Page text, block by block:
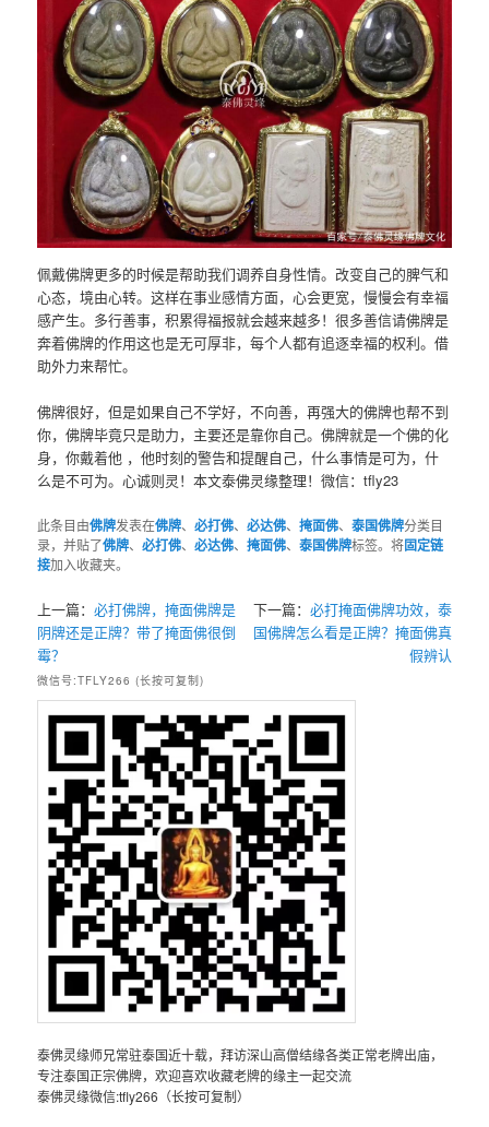
佩戴佛牌更多的时候是帮助我们调养自身性情。改变自己的脾气和
心态，境由心转。这样在事业感情方面，心会更宽，慢慢会有幸福
感产生。多行善事，积累得福报就会越来越多！很多善信请佛牌是
奔着佛牌的作用这也是无可厚非，每个人都有追逐幸福的权利。借
助外力来帮忙。
佛牌很好，但是如果自己不学好，不向善，再强大的佛牌也帮不到
你，佛牌毕竟只是助力，主要还是靠你自己。佛牌就是一个佛的化
身，你戴着他 ，他时刻的警告和提醒自己，什么事情是可为，什
么是不可为。心诚则灵！本文泰佛灵缘整理！微信：tfly23
此条目由佛牌发表在佛牌、必打佛、必达佛、掩面佛、泰国佛牌分类目
录，并贴了佛牌、必打佛、必达佛、掩面佛、泰国佛牌标签。将固定链
接加入收藏夹。
上一篇：必打佛牌，掩面佛牌是
阴牌还是正牌？带了掩面佛很倒
霉？
下一篇： 必打掩面佛牌功效，泰
国佛牌怎么看是正牌？掩面佛真
假辨认
微信号:TFLY266 (长按可复制)
泰佛灵缘师兄常驻泰国近十载，拜访深山高僧结缘各类正常老牌出庙，
专注泰国正宗佛牌，欢迎喜欢收藏老牌的缘主一起交流
泰佛灵缘微信:tfly266（长按可复制）